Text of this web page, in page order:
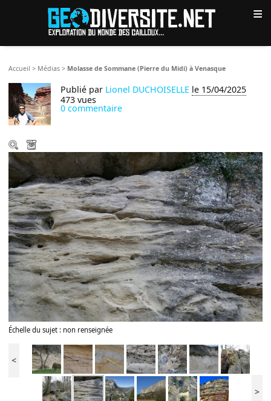
≡
Accueil > Médias > Molasse de Sommane (Pierre du Midi) à Venasque
Publié par Lionel DUCHOISELLE le 15/04/2025
473 vues
0 commentaire
Échelle du sujet : non renseignée
<
>